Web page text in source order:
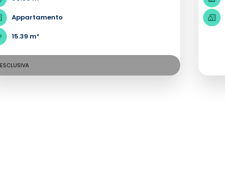
Appartamento
15.39 m²
ESCLUSIVA